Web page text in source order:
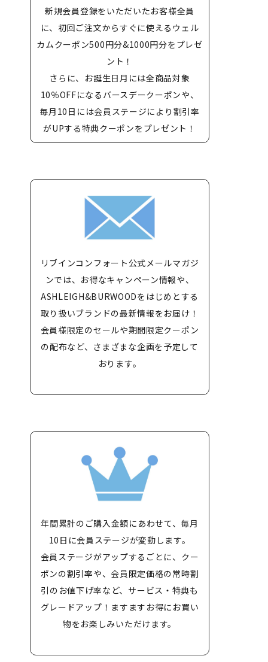
新規会員登録をいただいたお客様全員
に、初回ご注文からすぐに使えるウェル
カムクーポン500円分&1000円分をプレゼ
ント！
さらに、お誕生日月には全商品対象
10％OFFになるバースデークーポンや、
毎月10日には会員ステージにより割引率
がUPする特典クーポンをプレゼント！
リブインコンフォート公式メールマガジ
ンでは、お得なキャンペーン情報や、
ASHLEIGH&BURWOODをはじめとする
取り扱いブランドの最新情報をお届け！
会員様限定のセールや期間限定クーポン
の配布など、さまざまな企画を予定して
おります。
年間累計のご購入金額にあわせて、毎月
10日に会員ステージが変動します。
会員ステージがアップするごとに、クー
ポンの割引率や、会員限定価格の常時割
引のお値下げ率など、サービス・特典も
グレードアップ！ますますお得にお買い
物をお楽しみいただけます。